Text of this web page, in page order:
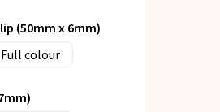
(50mm x 6mm)
Full colour